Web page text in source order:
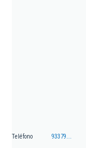
Teléfono 93379...